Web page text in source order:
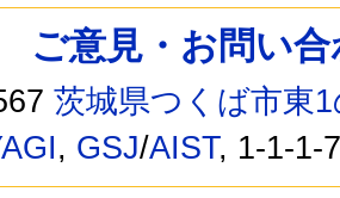
ご意見・お問い
茨城県つくば市東
, GSJ/AIST, 1-1-1-